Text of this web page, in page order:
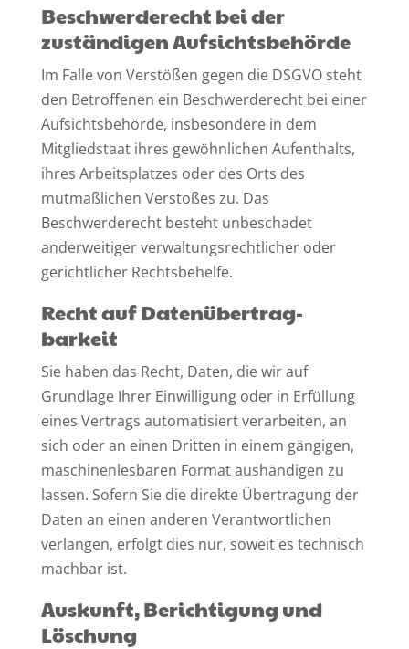
Beschwerde­recht bei der
zuständigen Aufsichts­behörde
Im Falle von Verstößen gegen die DSGVO steht
den Betroffenen ein Beschwerderecht bei einer
Aufsichtsbehörde, insbesondere in dem
Mitgliedstaat ihres gewöhnlichen Aufenthalts,
ihres Arbeitsplatzes oder des Orts des
mutmaßlichen Verstoßes zu. Das
Beschwerderecht besteht unbeschadet
anderweitiger verwaltungsrechtlicher oder
gerichtlicher Rechtsbehelfe.
Recht auf Daten­übertrag­
barkeit
Sie haben das Recht, Daten, die wir auf
Grundlage Ihrer Einwilligung oder in Erfüllung
eines Vertrags automatisiert verarbeiten, an
sich oder an einen Dritten in einem gängigen,
maschinenlesbaren Format aushändigen zu
lassen. Sofern Sie die direkte Übertragung der
Daten an einen anderen Verantwortlichen
verlangen, erfolgt dies nur, soweit es technisch
machbar ist.
Auskunft, Berichtigung und
Löschung